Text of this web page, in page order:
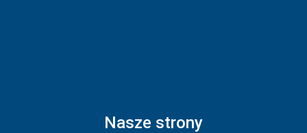
Nasze strony